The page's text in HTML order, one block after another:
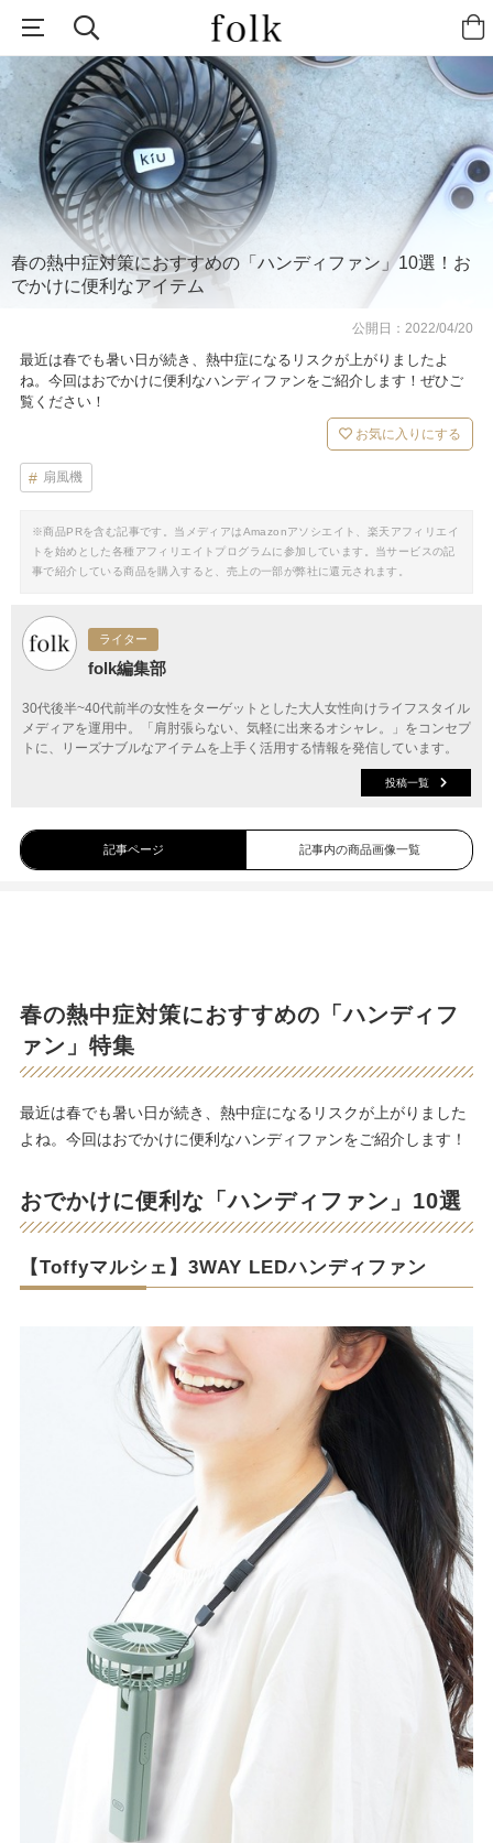
春の熱中症対策におすすめの「ハンディファン」10選！お
でかけに便利なアイテム
公開日：2022/04/20
最近は春でも暑い日が続き、熱中症になるリスクが上がりましたよ
ね。今回はおでかけに便利なハンディファンをご紹介します！ぜひご
覧ください！
お気に入りにする
扇風機
※商品PRを含む記事です。当メディアはAmazonアソシエイト、楽天アフィリエイ
トを始めとした各種アフィリエイトプログラムに参加しています。当サービスの記
事で紹介している商品を購入すると、売上の一部が弊社に還元されます。
ライター
folk編集部
30代後半~40代前半の女性をターゲットとした大人女性向けライフスタイル
メディアを運用中。「肩肘張らない、気軽に出来るオシャレ。」をコンセプ
トに、リーズナブルなアイテムを上手く活用する情報を発信しています。
投稿一覧
記事ページ 記事内の商品画像一覧
春の熱中症対策におすすめの「ハンディフ
ァン」特集
最近は春でも暑い日が続き、熱中症になるリスクが上がりました
よね。今回はおでかけに便利なハンディファンをご紹介します！
おでかけに便利な「ハンディファン」10選
【Toffyマルシェ】3WAY LEDハンディファン